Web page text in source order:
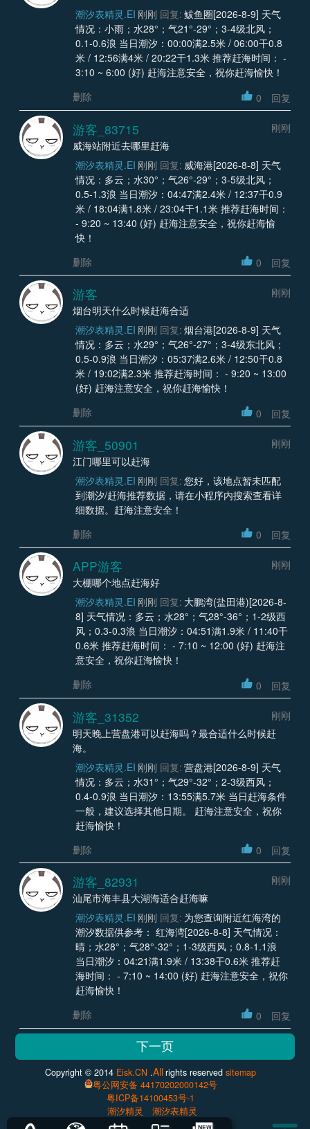
潮汐表精灵.EI 刚刚 回复: 鲅鱼圈[2026-8-9] 天气
情况：小雨；水28°；气21°-29°；3-4级北风；
0.1-0.6浪 当日潮汐：00:00满2.5米 / 06:00干0.8
米 / 12:56满4米 / 20:22干1.3米 推荐赶海时间： -
3:10 ~ 6:00 (好) 赶海注意安全，祝你赶海愉快！
删除
0 回复
游客_83715
刚刚
威海站附近去哪里赶海
潮汐表精灵.EI 刚刚 回复: 威海港[2026-8-8] 天气
情况：多云；水30°；气26°-29°；3-5级北风；
0.5-1.3浪 当日潮汐：04:47满2.4米 / 12:37干0.9
米 / 18:04满1.8米 / 23:04干1.1米 推荐赶海时间：
- 9:20 ~ 13:40 (好) 赶海注意安全，祝你赶海愉
快！
删除
0 回复
游客
刚刚
烟台明天什么时候赶海合适
潮汐表精灵.EI 刚刚 回复: 烟台港[2026-8-9] 天气
情况：多云；水29°；气26°-27°；3-4级东北风；
0.5-0.9浪 当日潮汐：05:37满2.6米 / 12:50干0.8
米 / 19:02满2.3米 推荐赶海时间： - 9:20 ~ 13:00
(好) 赶海注意安全，祝你赶海愉快！
删除
0 回复
游客_50901
刚刚
江门哪里可以赶海
潮汐表精灵.EI 刚刚 回复: 您好，该地点暂未匹配
到潮汐/赶海推荐数据，请在小程序内搜索查看详
细数据。赶海注意安全！
删除
0 回复
APP游客
刚刚
大棚哪个地点赶海好
潮汐表精灵.EI 刚刚 回复: 大鹏湾(盐田港)[2026-8-
8] 天气情况：多云；水28°；气28°-36°；1-2级西
风；0.3-0.3浪 当日潮汐：04:51满1.9米 / 11:40干
0.6米 推荐赶海时间： - 7:10 ~ 12:00 (好) 赶海注
意安全，祝你赶海愉快！
删除
0 回复
游客_31352
刚刚
明天晚上营盘港可以赶海吗？最合适什么时候赶
海。
潮汐表精灵.EI 刚刚 回复: 营盘港[2026-8-9] 天气
情况：多云；水31°；气29°-32°；2-3级西风；
0.4-0.9浪 当日潮汐：13:55满5.7米 当日赶海条件
一般，建议选择其他日期。 赶海注意安全，祝你
赶海愉快！
删除
0 回复
游客_82931
刚刚
汕尾市海丰县大湖海适合赶海嘛
潮汐表精灵.EI 刚刚 回复: 为您查询附近红海湾的
潮汐数据供参考： 红海湾[2026-8-8] 天气情况：
晴；水28°；气28°-32°；1-3级西风；0.8-1.1浪
当日潮汐：04:21满1.9米 / 13:38干0.6米 推荐赶
海时间： - 7:10 ~ 14:00 (好) 赶海注意安全，祝你
赶海愉快！
删除
0 回复
Copyright © 2014 Eisk.CN .Allrights reservedsitemap
粤公网安备 44170202000142号
粤ICP备14100453号-1
潮汐精灵
潮汐表精灵